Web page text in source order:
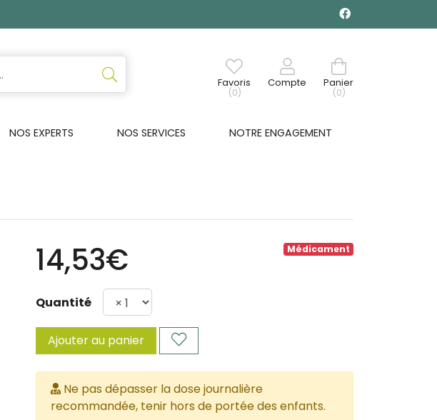
Favoris
(0)
Compte
Panier
(0)
NOS EXPERTS NOS SERVICES NOTRE ENGAGEMENT
Médicament
14,53€
Quantité
Ajouter au panier
Ne pas dépasser la dose journalière
recommandée, tenir hors de portée des enfants.